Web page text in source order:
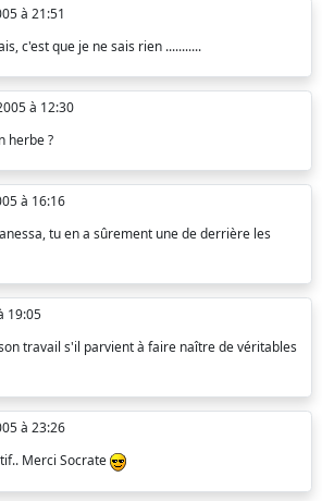
à 21:51
c'est que je ne sais rien ...........
à 12:30
herbe ?
à 16:16
tu en a sûrement une de derrière les
19:05
travail s'il parvient à faire naître de véritables
à 23:26
Merci Socrate